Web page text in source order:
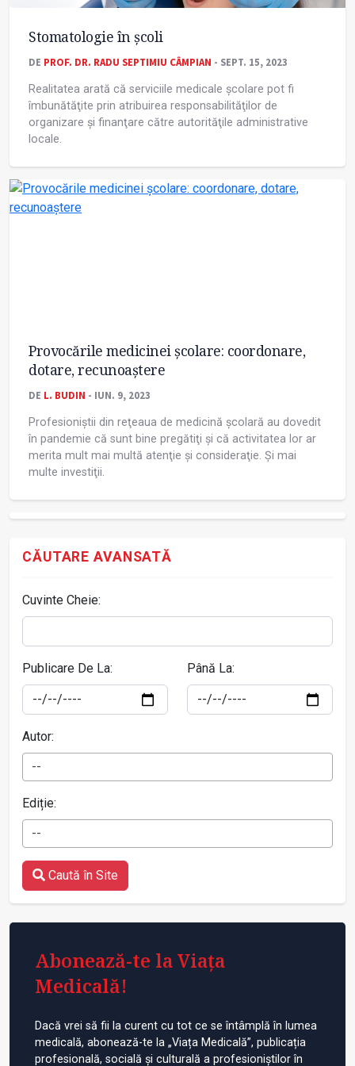
Stomatologie în școli
DE PROF. DR. RADU SEPTIMIU CÂMPIAN - SEPT. 15, 2023
Realitatea arată că serviciile medicale școlare pot fi
îmbunătăţite prin atribuirea responsabilităţilor de
organizare și finanţare către autorităţile administrative
locale.
Provocările medicinei școlare: coordonare,
dotare, recunoaștere
DE L. BUDIN - IUN. 9, 2023
Profesioniștii din reţeaua de medicină școlară au dovedit
în pandemie că sunt bine pregătiţi și că activitatea lor ar
merita mult mai multă atenţie și consideraţie. Și mai
multe investiţii.
CĂUTARE AVANSATĂ
Cuvinte Cheie:
Publicare De La: Până La:
Autor:
--
Ediție:
--
Caută în Site
Abonează-te la Viața
Medicală!
Dacă vrei să fii la curent cu tot ce se întâmplă în lumea
medicală, abonează-te la „Viața Medicală”, publicația
profesională, socială și culturală a profesioniștilor în